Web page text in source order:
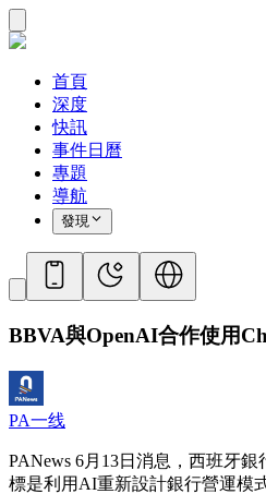
首頁
深度
快訊
事件日曆
專題
導航
發現
BBVA與OpenAI合作使用
PA一线
PANews 6月13日消息，西班牙
標是利用AI重新設計銀行營運模